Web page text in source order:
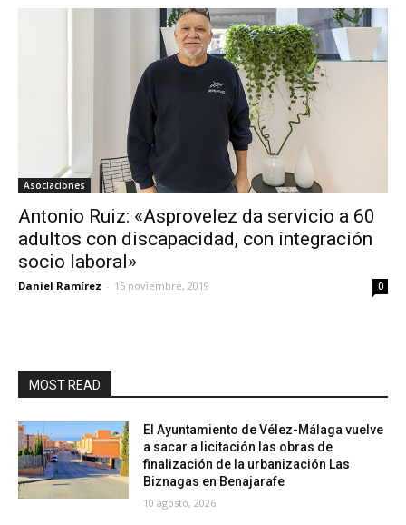
Asociaciones
Antonio Ruiz: «Asprovelez da servicio a 60
adultos con discapacidad, con integración
socio laboral»
Daniel Ramírez - 15 noviembre, 2019 0
MOST READ
El Ayuntamiento de Vélez-Málaga vuelve
a sacar a licitación las obras de
finalización de la urbanización Las
Biznagas en Benajarafe
10 agosto, 2026